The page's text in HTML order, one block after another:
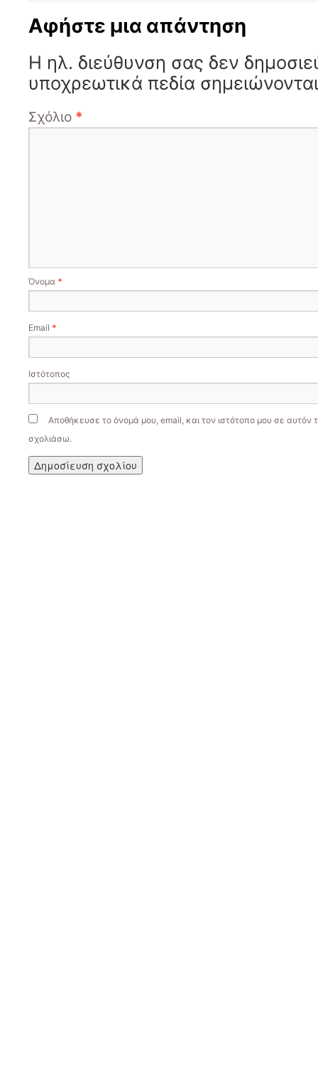
Αφήστε μια απάντηση
Η ηλ. διεύθυνση σας δεν
υποχρεωτικά πεδία
Σχόλιο *
Όνομα *
Email *
Ιστότοπος
Αποθήκευσε το όνομά μου, email, και τον ιστότοπο μου σε αυτόν
σχολιάσω.